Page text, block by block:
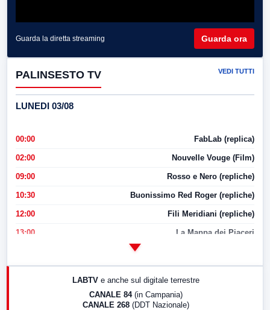
Guarda la diretta streaming Guarda ora
PALINSESTO TV VEDI TUTTI
LUNEDI 03/08
00:00 FabLab (replica)
02:00 Nouvelle Vouge (Film)
09:00 Rosso e Nero (repliche)
10:30 Buonissimo Red Roger (repliche)
12:00 Fili Meridiani (repliche)
13:00 La Mappa dei Piaceri
LABTV e anche sul digitale terrestre
CANALE 84 (in Campania)
CANALE 268 (DDT Nazionale)